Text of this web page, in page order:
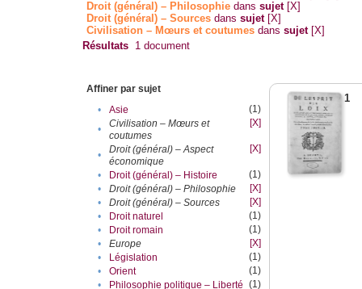
Droit (général) – Philosophie danssujet [X]
Droit (général) – Sources danssujet [X]
Civilisation – Mœurs et coutumes danssujet [X]
Résultats 1 document
Affiner par sujet
•
Asie
(1)
•
Civilisation – Mœurs et
coutumes
[X]
•
Droit (général) – Aspect
économique
[X]
• Droit (général) – Histoire
(1)
•
Droit (général) – Philosophie
[X]
•
Droit (général) – Sources
[X]
•
Droit naturel
(1)
•
Droit romain
(1)
•
Europe
[X]
•
Législation
(1)
•
Orient
(1)
•
Philosophie politique – Liberté (1)
1